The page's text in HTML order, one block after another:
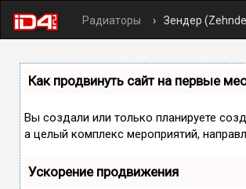
Радиаторы Зендер
Как продвинуть сайт на первые
Вы создали или только планируете
а целый комплекс мероприятий,
Ускорение продвижения